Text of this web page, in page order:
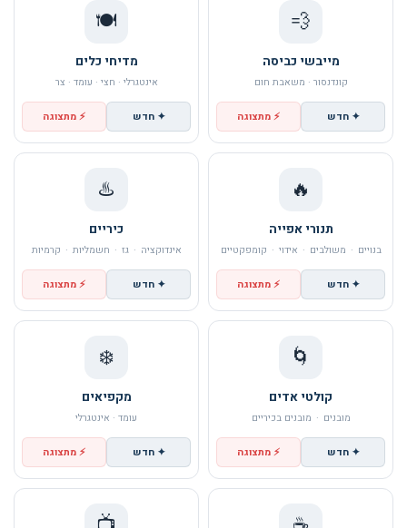
💨
מייבשי כביסה
קונדנסור · משאבת חום
✦ חדש ⚡ מתצוגה
🍽️
מדיחי כלים
אינטגרלי · חצי · עומד · צר
✦ חדש ⚡ מתצוגה
🔥
תנורי אפייה
בנויים · משולבים · אידוי · קומפקטיים
✦ חדש ⚡ מתצוגה
♨️
כיריים
אינדוקציה · גז · חשמליות · קרמיות
✦ חדש ⚡ מתצוגה
🌀
קולטי אדים
מובנים · מובנים בכיריים
✦ חדש ⚡ מתצוגה
❄️
מקפיאים
עומד · אינטגרלי
✦ חדש ⚡ מתצוגה